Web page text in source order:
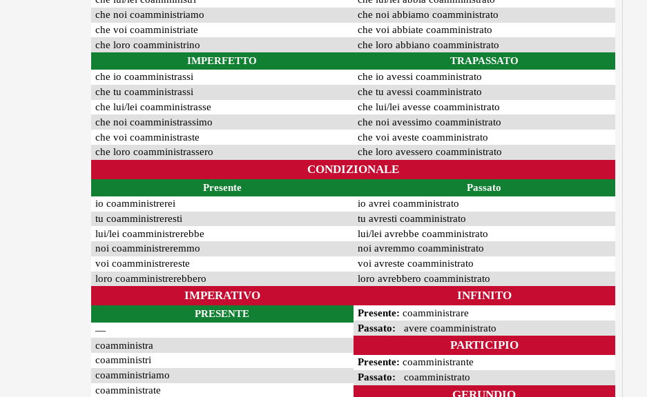
che noi coamministriamo
che voi coamministriate
che loro coamministrino
IMPERFETTO
che io coamministrassi
che tu coamministrassi
che lui/lei coamministrasse
che noi coamministrassimo
che voi coamministraste
che loro coamministrassero
che noi abbiamo coamministrato
che voi abbiate coamministrato
che loro abbiano coamministrato
TRAPASSATO
che io avessi coamministrato
che tu avessi coamministrato
che lui/lei avesse coamministrato
che noi avessimo coamministrato
che voi aveste coamministrato
che loro avessero coamministrato
CONDIZIONALE
Presente
io coamministrerei
tu coamministreresti
lui/lei coamministrerebbe
noi coamministreremmo
voi coamministrereste
loro coamministrerebbero
Passato
io avrei coamministrato
tu avresti coamministrato
lui/lei avrebbe coamministrato
noi avremmo coamministrato
voi avreste coamministrato
loro avrebbero coamministrato
IMPERATIVO
PRESENTE
—
coamministra
coamministri
coamministriamo
coamministrate
INFINITO
Presente: coamministrare
Passato: avere coamministrato
PARTICIPIO
Presente: coamministrante
Passato: coamministrato
GERUNDIO